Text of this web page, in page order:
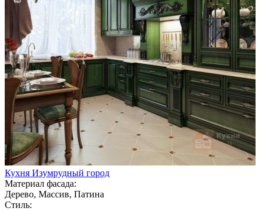
Кухня Изумрудный город
Материал фасада:
Дерево, Массив, Патина
Стиль: